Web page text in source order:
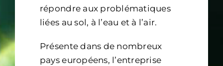
Contactrépondre aux problématiques
liées au sol, à l’eau et à l’air.
Présente dans de nombreux
pays européens, l’entreprise